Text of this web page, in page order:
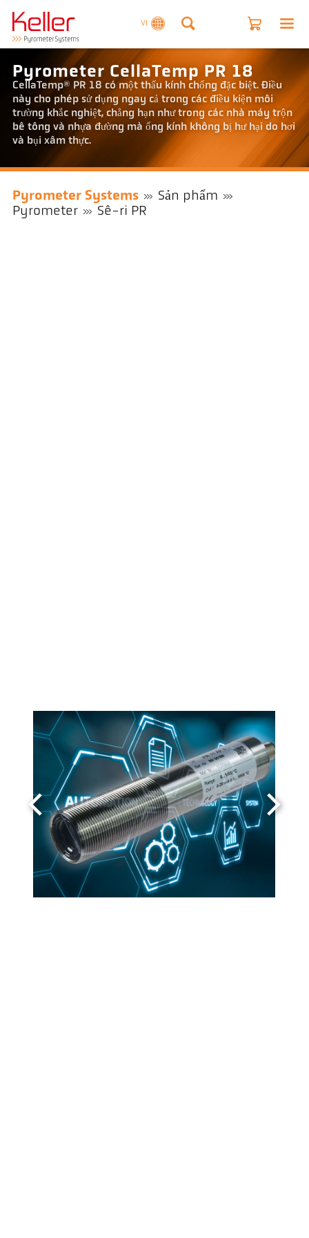
VI
Pyrometer CellaTemp PR 18
CellaTemp® PR 18 có một thấu kính chống đặc biệt. Điều
này cho phép sử dụng ngay cả trong các điều kiện môi
trường khắc nghiệt, chẳng hạn như trong các nhà máy trộn
bê tông và nhựa đường mà ống kính không bị hư hại do hơi
và bụi xâm thực.
Pyrometer Systems
Sản phẩm
Pyrometer
Sê-ri PR